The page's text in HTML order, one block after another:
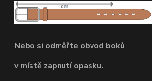
Nebo si odměřte obvod boků
v místě zapnutí opasku.